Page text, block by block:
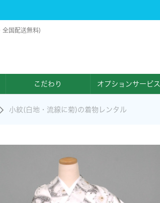
全国配送無料)
こだわり オプションサービス
小紋(白地・流線に菊)の着物レンタル